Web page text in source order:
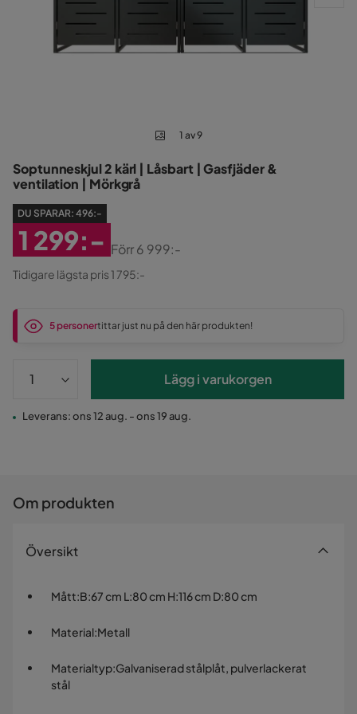
1 av 9
Soptunneskjul 2 kärl | Låsbart | Gasfjäder &
ventilation | Mörkgrå
DU SPARAR: 496:-
Rabatterat
Pris
1 299:-
Original
Pris
Förr6 999:-
Tidigare lägsta pris 1 795:-
5 personertittar just nu på den här produkten!
Lägg i varukorgen
Leverans: ons 12 aug. - ons 19 aug.
Om produkten
Översikt
Mått:B:67 cm L:80 cm H:116 cm D:80 cm
Material:Metall
Materialtyp:Galvaniserad stålplåt, pulverlackerat
stål